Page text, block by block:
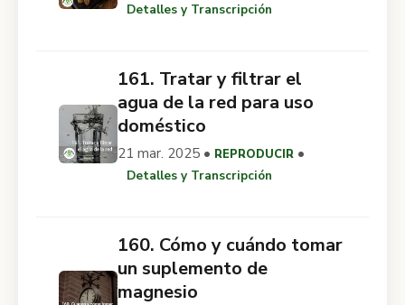
Detalles y Transcripción
161. Tratar y filtrar el
agua de la red para uso
doméstico
21 mar. 2025 • REPRODUCIR •
Detalles y Transcripción
160. Cómo y cuándo tomar
un suplemento de
magnesio